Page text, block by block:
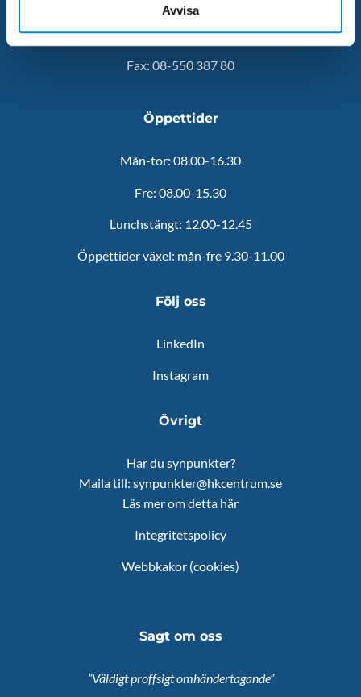
Avvisa
Tel: 08-510 410 50
Fax: 08-550 387 80
Öppettider
Mån-tor: 08.00-16.30
Fre: 08.00-15.30
Lunchstängt: 12.00-12.45
Öppettider växel: mån-fre 9.30-11.00
Följ oss
LinkedIn
Instagram
Övrigt
Har du synpunkter?
Maila till: synpunkter@hkcentrum.se
Läs mer om detta här
Integritetspolicy
Webbkakor (cookies)
Sagt om oss
”Väldigt proffsigt omhändertagande”